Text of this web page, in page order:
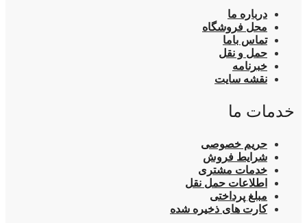
درباره ما
محل فروشگاه
تماس باما
حمل و نقل
خبرنامه
نقشه سایت
خدمات ما
حریم خصوصی
شرایط فروش
خدمات مشتری
اطلاعات حمل نقل
مبلغ پرداختی
کارت های ذخیره شده